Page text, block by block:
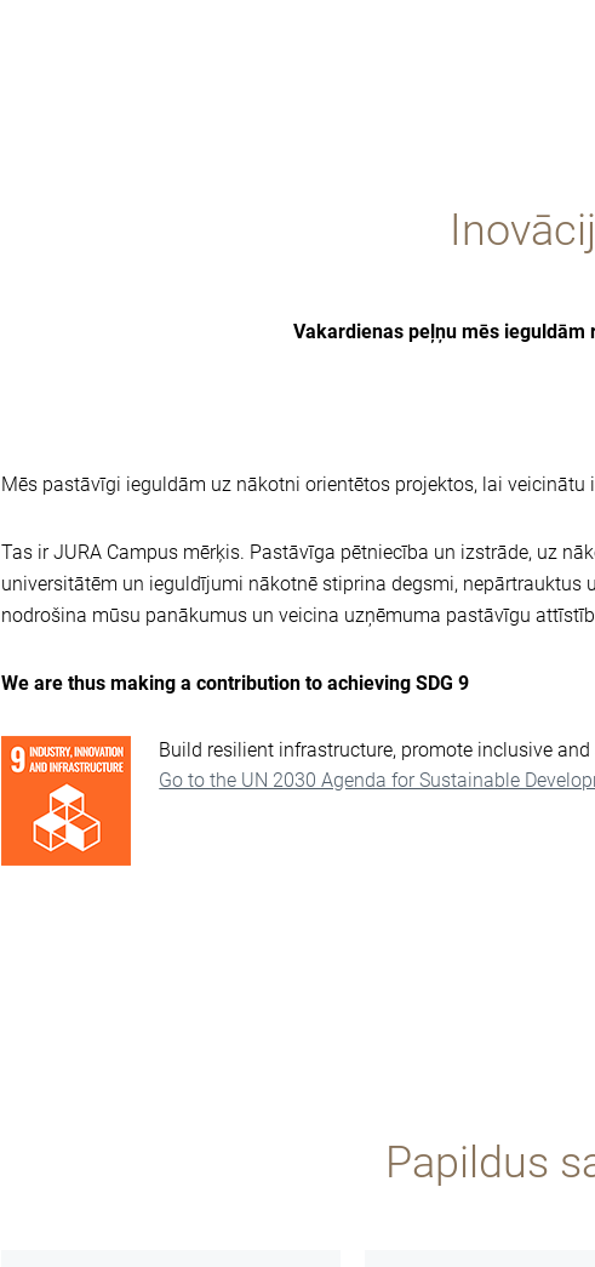
Vakardienas peļņu mēs ieguldām
Mēs pastāvīgi ieguldām uz nākotni orientētos projektos, lai
Tas ir JURA Campus mērķis. Pastāvīga pētniecība un izstrāde, uz
universitātēm un ieguldījumi nākotnē stiprina degsmi,
nodrošina mūsu panākumus un veicina uzņēmuma pastāvīgu
We are thus making a contribution to achieving SDG 9
Build resilient infrastructure, promote inclusive
Go to the UN 2030 Agenda for Sustainable
Papildus